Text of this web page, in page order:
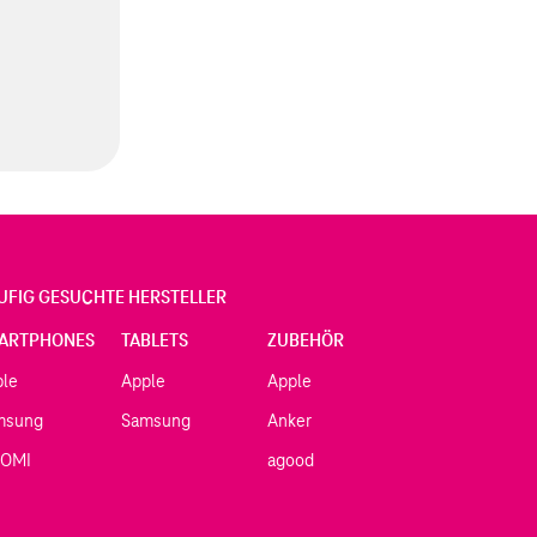
GESUCHTE HERSTELLER
TABLETS
Apple
Samsung
ZUBEHÖR
Apple
Anker
agood